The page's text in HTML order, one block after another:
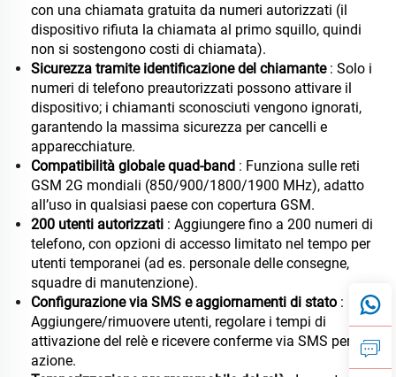
con una chiamata gratuita da numeri autorizzati (il
dispositivo rifiuta la chiamata al primo squillo, quindi
non si sostengono costi di chiamata).
Sicurezza tramite identificazione del chiamante : Solo i
numeri di telefono preautorizzati possono attivare il
dispositivo; i chiamanti sconosciuti vengono ignorati,
garantendo la massima sicurezza per cancelli e
apparecchiature.
Compatibilità globale quad-band : Funziona sulle reti
GSM 2G mondiali (850/900/1800/1900 MHz), adatto
all’uso in qualsiasi paese con copertura GSM.
200 utenti autorizzati : Aggiungere fino a 200 numeri di
telefono, con opzioni di accesso limitato nel tempo per
utenti temporanei (ad es. personale delle consegne,
squadre di manutenzione).
Configurazione via SMS e aggiornamenti di stato :
Aggiungere/rimuovere utenti, regolare i tempi di
attivazione del relè e ricevere conferme via SMS per ogni
azione.